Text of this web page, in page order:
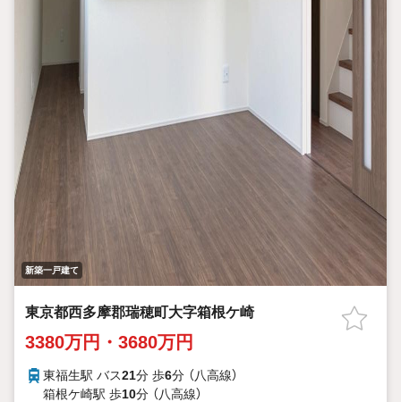
新築一戸建て
東京都西多摩郡瑞穂町大字箱根ケ崎
3380万円・3680万円
東福生駅 バス21分 歩6分 （八高線）
箱根ケ崎駅 歩10分 （八高線）